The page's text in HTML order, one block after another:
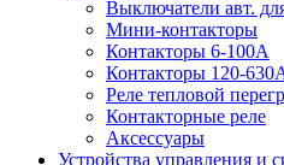
Выключатели авт.
Мини-контакторы
Контакторы 6-100А
Контакторы 120-
Реле тепловой
Контакторные реле
Аксессуары
Устройства управления и